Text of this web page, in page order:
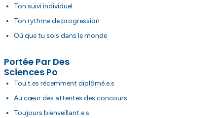
Ton suivi individuel
Ton rythme de progression
Où que tu sois dans le monde
Portée Par Des
Sciences Po
Tou.t.es récemment diplômé.e.s
Au cœur des attentes des concours
Toujours bienveillant.e.s